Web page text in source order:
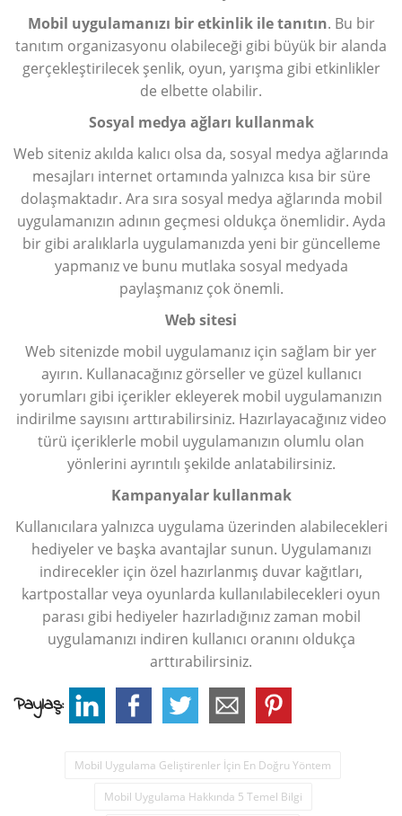
Mobil uygulamanızı bir etkinlik ile tanıtın. Bu bir
tanıtım organizasyonu olabileceği gibi büyük bir alanda
gerçekleştirilecek şenlik, oyun, yarışma gibi etkinlikler
de elbette olabilir.
Sosyal medya ağları kullanmak
Web siteniz akılda kalıcı olsa da, sosyal medya ağlarında
mesajları internet ortamında yalnızca kısa bir süre
dolaşmaktadır. Ara sıra sosyal medya ağlarında mobil
uygulamanızın adının geçmesi oldukça önemlidir. Ayda
bir gibi aralıklarla uygulamanızda yeni bir güncelleme
yapmanız ve bunu mutlaka sosyal medyada
paylaşmanız çok önemli.
Web sitesi
Web sitenizde mobil uygulamanız için sağlam bir yer
ayırın. Kullanacağınız görseller ve güzel kullanıcı
yorumları gibi içerikler ekleyerek mobil uygulamanızın
indirilme sayısını arttırabilirsiniz. Hazırlayacağınız video
türü içeriklerle mobil uygulamanızın olumlu olan
yönlerini ayrıntılı şekilde anlatabilirsiniz.
Kampanyalar kullanmak
Kullanıcılara yalnızca uygulama üzerinden alabilecekleri
hediyeler ve başka avantajlar sunun. Uygulamanızı
indirecekler için özel hazırlanmış duvar kağıtları,
kartpostallar veya oyunlarda kullanılabilecekleri oyun
parası gibi hediyeler hazırladığınız zaman mobil
uygulamanızı indiren kullanıcı oranını oldukça
arttırabilirsiniz.
Paylaş:
Mobil Uygulama Geliştirenler İçin En Doğru Yöntem
Mobil Uygulama Hakkında 5 Temel Bilgi